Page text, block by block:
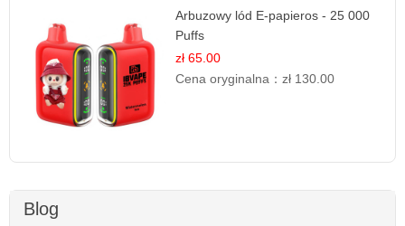
Arbuzowy lód E-papieros - 25 000
Puffs
zł 65.00
Cena oryginalna：zł 130.00
Blog